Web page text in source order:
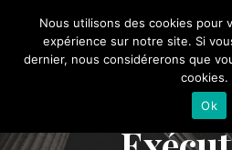
Nous utilisons des cookies pour
expérience sur notre site. Si
dernier, nous considérerons que
cookies.
Ok